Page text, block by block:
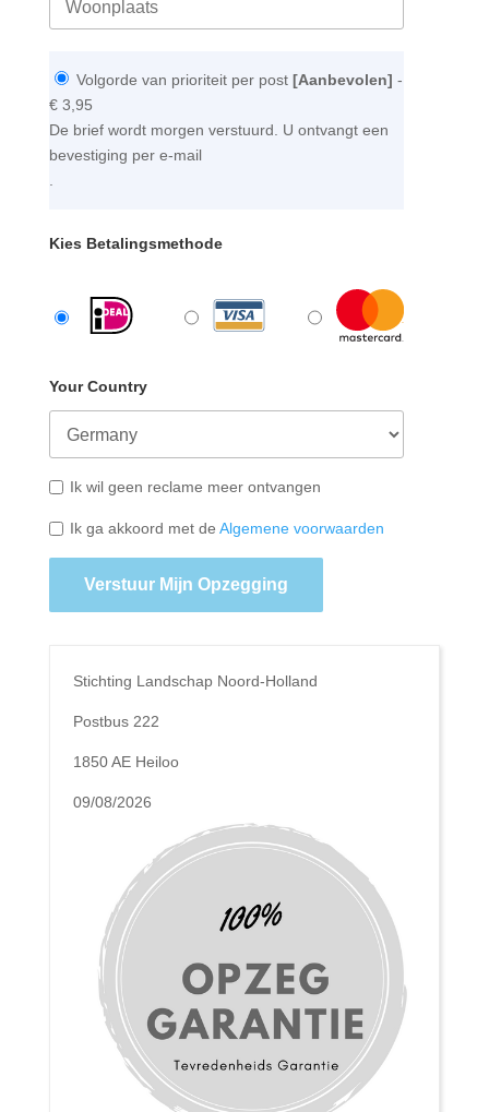
Volgorde van prioriteit per post [Aanbevolen] -
€ 3,95
De brief wordt morgen verstuurd. U ontvangt een
bevestiging per e-mail
.
Kies Betalingsmethode
Your Country
Ik wil geen reclame meer ontvangen
Ik ga akkoord met de Algemene voorwaarden
Verstuur Mijn Opzegging
Stichting Landschap Noord-Holland
Postbus 222
1850 AE Heiloo
09/08/2026